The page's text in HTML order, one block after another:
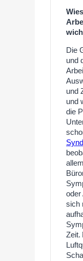
Die
und
und
und
die
oder
sich
Zeit.